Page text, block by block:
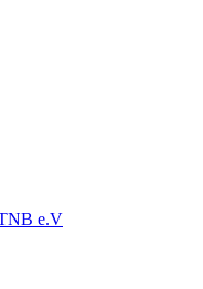
e.V